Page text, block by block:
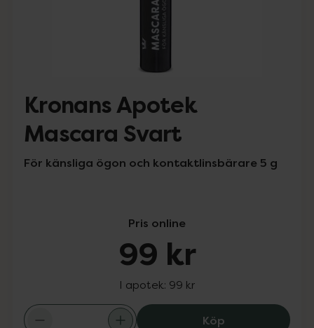
Kronans Apotek
Mascara Svart
För känsliga ögon och kontaktlinsbärare 5 g
Pris online
99 kr
I apotek: 99 kr
KöpKronans